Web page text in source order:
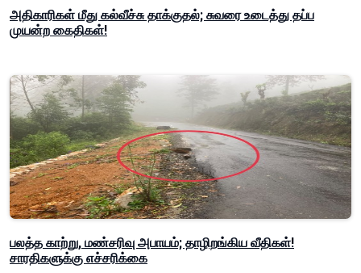
அதிகாரிகள் மீது கல்வீச்சு தாக்குதல்; சுவரை உடைத்து தப்ப
முயன்ற கைதிகள்!
பலத்த காற்று, மண்சரிவு அபாயம்; தாழிறங்கிய வீதிகள்!
சாரதிகளுக்கு எச்சரிக்கை